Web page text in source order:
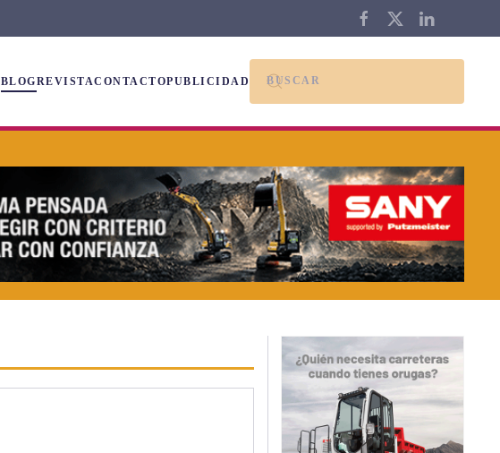
BLOGREVISTACONTACTOPUBLICIDAD